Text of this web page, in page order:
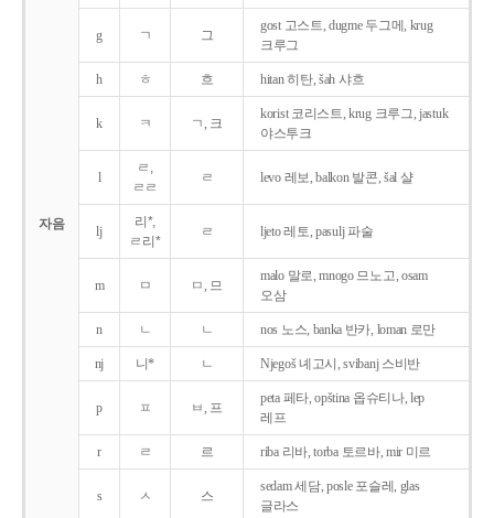
자음
g ㄱ 그
gost 고스트, dugme 두그메, krug
크루그
h ㅎ 흐 hitan 히탄, šah 샤흐
k ㅋ ㄱ, 크
korist 코리스트, krug 크루그, jastuk
야스투크
l
ㄹ,
ㄹㄹ
ㄹ levo 레보, balkon 발콘, šal 샬
lj
리*,
ㄹ리*
ㄹ ljeto 레토, pasulj 파술
m ㅁ ㅁ, 므
malo 말로, mnogo 므노고, osam
오삼
n ㄴ ㄴ nos 노스, banka 반카, loman 로만
nj 니* ㄴ Njegoš 녜고시, svibanj 스비반
p ㅍ ㅂ, 프
peta 페타, opština 옵슈티나, lep
레프
r ㄹ 르 riba 리바, torba 토르바, mir 미르
s ㅅ 스
sedam 세담, posle 포슬레, glas
글라스